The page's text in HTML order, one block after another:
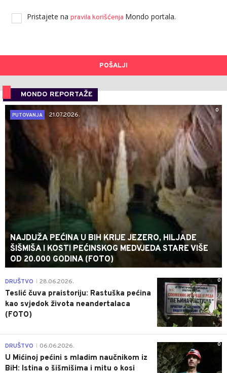
Pristajete na pravila korišćenja Mondo portala.
POŠALJI
MONDO REPORTAŽE
0
PUTOVANJA
21.07.2026.
NAJDUŽA PEĆINA U BIH KRIJE JEZERO, HILJADE
ŠIŠMIŠA I KOSTI PEĆINSKOG MEDVJEDA STARE VIŠE
OD 20.000 GODINA (FOTO)
0
DRUŠTVO 28.06.2026.
Teslić čuva praistoriju: Rastuška pećina
kao svjedok života neandertalaca
(FOTO)
0
DRUŠTVO 06.06.2026.
U Mićinoj pećini s mladim naučnikom iz
BiH: Istina o šišmišima i mitu o kosi